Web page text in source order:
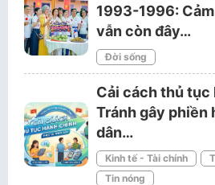
1993-1996:
vẫn còn đây…
Đời sống
Cải cách thủ tục
Tránh gây phiền
dân…
Kinh tế - Tài chính
Tin nóng